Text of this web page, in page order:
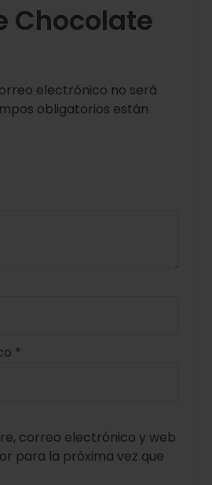
Chocolate
electrónico no será
obligatorios están
*
correo electrónico y web
para la próxima vez que